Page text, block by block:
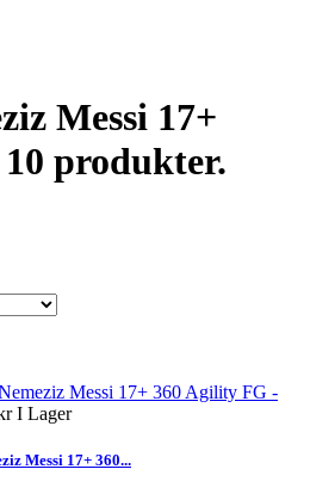
Messi 17+
produkter.
I Lager
Messi 17+ 360...